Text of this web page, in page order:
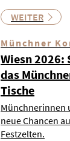
WEITER
Münchner
Wiesn 2026:
das
Tische
Münchnerinnen
neue Chancen
Festzelten.